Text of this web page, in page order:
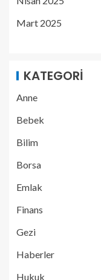
Mart 2025
KATEGORI
Anne
Bebek
Bilim
Borsa
Emlak
Finans
Gezi
Haberler
Hukuk